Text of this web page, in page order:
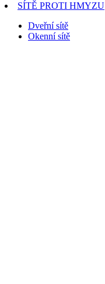
SÍTĚ PROTI HMYZU
Dveřní sítě
Okenní sítě